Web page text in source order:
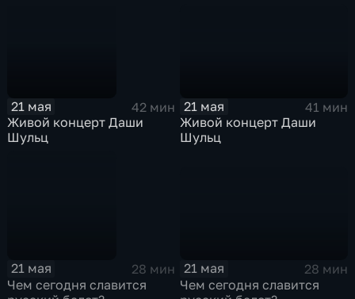
21 мая
42 мин
Живой концерт Даши
Шульц
21 мая
41 мин
Живой концерт Даши
Шульц
21 мая
28 мин
Чем сегодня славится
21 мая
28 мин
Чем сегодня славится